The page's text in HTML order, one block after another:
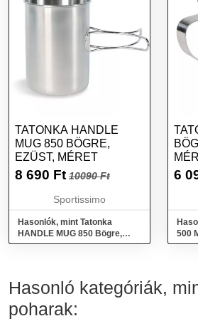
TATONKA HANDLE
MUG 850 BÖGRE,
EZÜST, MÉRET
8 690 Ft 10090 Ft
Sportissimo
Hasonlók, mint Tatonka
HANDLE MUG 850 Bögre,
ezüst, méret
6
500
Hasonló kategóriák,
poharak: